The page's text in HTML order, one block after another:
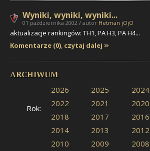
Wyniki, wyniki, wyniki...
01 października 2002 / autor Hetman jOjO
aktualizacje rankingów: TH1, PA H3, PA H4...
Komentarze (0), czytaj dalej
ARCHIWUM
2026 2025 2024
2022
2021 2020
2018
2017 2016
2014
2013 2012
2010
2009 2008
Rok: